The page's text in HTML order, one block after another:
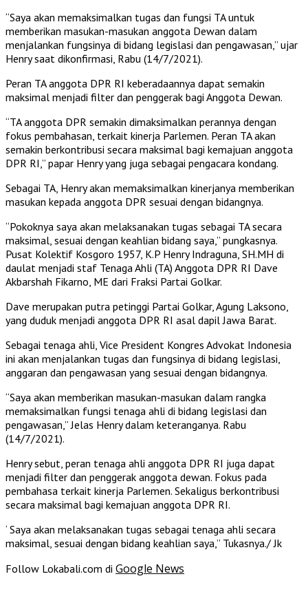
“Saya akan memaksimalkan tugas dan fungsi TA untuk
memberikan masukan-masukan anggota Dewan dalam
menjalankan fungsinya di bidang legislasi dan pengawasan,” ujar
Henry saat dikonfirmasi, Rabu (14/7/2021).
Peran TA anggota DPR RI keberadaannya dapat semakin
maksimal menjadi filter dan penggerak bagi Anggota Dewan.
“TA anggota DPR semakin dimaksimalkan perannya dengan
fokus pembahasan, terkait kinerja Parlemen. Peran TA akan
semakin berkontribusi secara maksimal bagi kemajuan anggota
DPR RI,” papar Henry yang juga sebagai pengacara kondang.
Sebagai TA, Henry akan memaksimalkan kinerjanya memberikan
masukan kepada anggota DPR sesuai dengan bidangnya.
“Pokoknya saya akan melaksanakan tugas sebagai TA secara
maksimal, sesuai dengan keahlian bidang saya,” pungkasnya.
Pusat Kolektif Kosgoro 1957, K.P Henry Indraguna, SH.MH di
daulat menjadi staf Tenaga Ahli (TA) Anggota DPR RI Dave
Akbarshah Fikarno, ME dari Fraksi Partai Golkar.
Dave merupakan putra petinggi Partai Golkar, Agung Laksono,
yang duduk menjadi anggota DPR RI asal dapil Jawa Barat.
Sebagai tenaga ahli, Vice President Kongres Advokat Indonesia
ini akan menjalankan tugas dan fungsinya di bidang legislasi,
anggaran dan pengawasan yang sesuai dengan bidangnya.
“Saya akan memberikan masukan-masukan dalam rangka
memaksimalkan fungsi tenaga ahli di bidang legislasi dan
pengawasan,” Jelas Henry dalam keteranganya. Rabu
(14/7/2021).
Henry sebut, peran tenaga ahli anggota DPR RI juga dapat
menjadi filter dan penggerak anggota dewan. Fokus pada
pembahasa terkait kinerja Parlemen. Sekaligus berkontribusi
secara maksimal bagi kemajuan anggota DPR RI.
‘ Saya akan melaksanakan tugas sebagai tenaga ahli secara
maksimal, sesuai dengan bidang keahlian saya,” Tukasnya./ Jk
Follow Lokabali.com di Google News